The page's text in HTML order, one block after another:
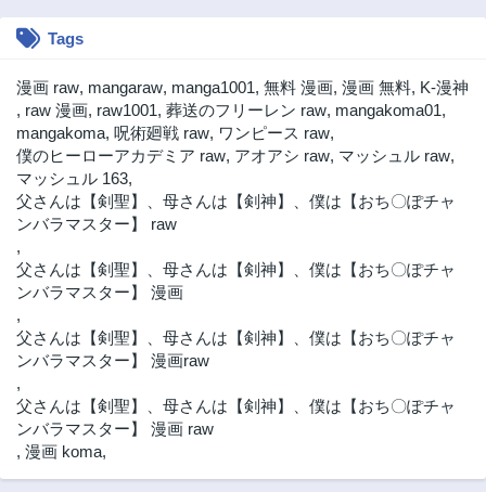
Tags
漫画 raw, mangaraw, manga1001, 無料 漫画, 漫画 無料, K-漫神
, raw 漫画, raw1001, 葬送のフリーレン raw, mangakoma01,
mangakoma, 呪術廻戦 raw, ワンピース raw,
僕のヒーローアカデミア raw, アオアシ raw, マッシュル raw,
マッシュル 163,
父さんは【剣聖】、母さんは【剣神】、僕は【おち〇ぽチャ
ンバラマスター】 raw
,
父さんは【剣聖】、母さんは【剣神】、僕は【おち〇ぽチャ
ンバラマスター】 漫画
,
父さんは【剣聖】、母さんは【剣神】、僕は【おち〇ぽチャ
ンバラマスター】 漫画raw
,
父さんは【剣聖】、母さんは【剣神】、僕は【おち〇ぽチャ
ンバラマスター】 漫画 raw
, 漫画 koma,